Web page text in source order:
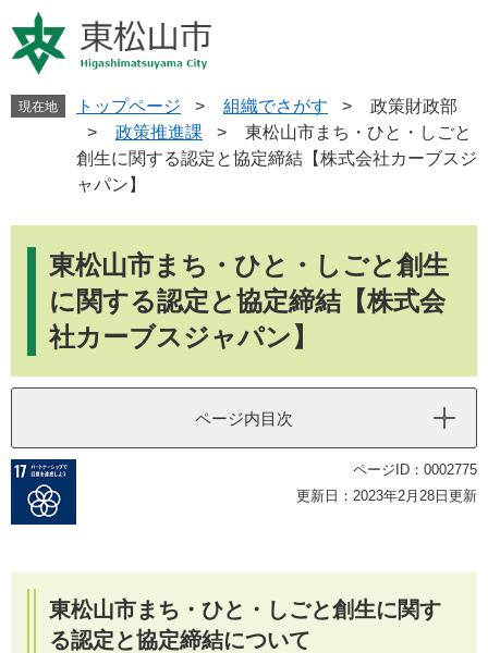
ー
ジ
ニ
ュ
現在地 トップページ > 組織でさがす >
政策財政部
>
政策推進課 >
東松山市まち・ひと・しごと
創生に関する認定と協定締結【株式会社カーブスジ
ャパン】
東松山市まち・ひと・しごと創生
に関する認定と協定締結【株式会
社カーブスジャパン】
ページ内目次
ページID：0002775
更新日：2023年2月28日更新
東松山市まち・ひと・しごと創生に関す
る認定と協定締結について